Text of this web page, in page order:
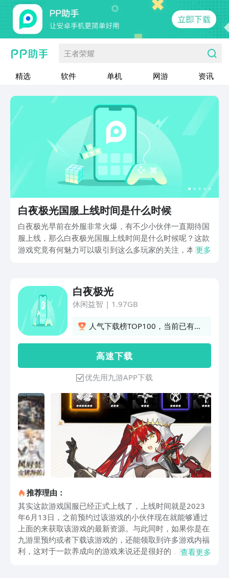
王者荣耀
精选 软件 单机 网游 资讯
白夜极光国服上线时间是什么时候
白夜极光早前在外服非常火爆，有不少小伙伴一直期待国
服上线，那么白夜极光国服上线时间是什么时候呢？这款
游戏究竟有何魅力可以吸引到这么多玩家的关注，本期内
吧！
更多
白夜极光
休闲益智 | 1.97GB
人气下载榜TOP100，当前已有
高 速 下 载
优先用九游APP下载
推荐理由：
其实这款游戏国服已经正式上线了，上线时间就是2023
年6月13日，之前预约过该游戏的小伙伴现在就能够通过
上面的来获取该游戏的最新资源。与此同时，如果你是在
九游里预约或者下载该游戏的，还能领取到许多游戏内福
利，这对于一款养成向的游戏来说还是很好的，能节省大
查看更多